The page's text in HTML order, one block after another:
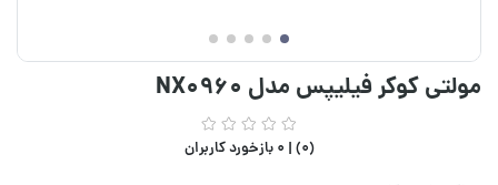
مولتی کوکر فیلیپس مدل NX0960
(0) | 0 بازخورد کاربران